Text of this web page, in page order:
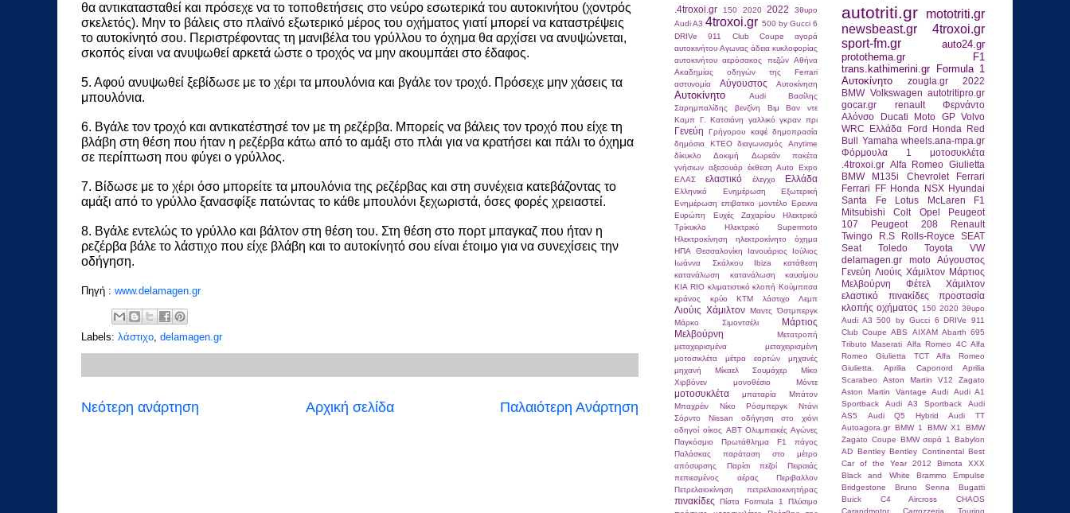
θα αντικατασταθεί και πρόσεχε να το τοποθετήσεις στο νεύρο εσωτερικά του αυτοκινήτου (χοντρός
σκελετός). Μην το βάλεις στο πλαϊνό εξωτερικό μέρος του οχήματος γιατί μπορεί να καταστρέψεις
το αυτοκίνητό σου. Περιστρέφοντας τη μανιβέλα του γρύλλου το όχημα θα αρχίσει να ανυψώνεται,
σκοπός είναι να ανυψωθεί αρκετά ώστε ο τροχός να μην ακουμπάει στο έδαφος.
5. Αφού ανυψωθεί ξεβίδωσε με το χέρι τα μπουλόνια και βγάλε τον τροχό. Πρόσεχε μην χάσεις τα
μπουλόνια.
6. Βγάλε τον τροχό και αντικατέστησέ τον με τη ρεζέρβα. Μπορείς να βάλεις τον τροχό που είχε τη
βλάβη στη θέση που ήταν η ρεζέρβα κάτω από το αμάξι στο πλάι για να κρατήσει και πάλι το όχημα
σε περίπτωση που φύγει ο γρύλλος.
7. Βίδωσε με το χέρι όσο μπορείτε τα μπουλόνια της ρεζέρβας και στη συνέχεια κατεβάζοντας το
αμάξι από το γρύλλο ξανασφίξε πατώντας το κάθε μπουλόνι ξεχωριστά, όσες φορές χρειαστεί.
8. Βγάλε εντελώς το γρύλλο και βάλτον στη θέση του. Στη θέση στο πορτ μπαγκαζ που ήταν η
ρεζέρβα βάλε το λάστιχο που είχε βλάβη και το αυτοκίνητό σου είναι έτοιμο για να συνεχίσεις την
οδήγηση.
Πηγή : www.delamagen.gr
Labels: λάστιχο, delamagen.gr
Νεότερη ανάρτηση Παλαιότερη Ανάρτηση
Αρχική σελίδα
.4troxoi.gr 150 2020 2022
3θυρο
Audi A3 4troxoi.gr 500 by Gucci 6
DRIVe
911 Club Coupe
αγορά
αυτοκινήτου Αγωνας άδεια κυκλοφορίας
αυτοκινήτου αερόσακος πεζών Αθήνα
Ακαδημίας οδηγών της Ferrari
αστυνομία
Αύγουστος Αυτοκίνηση
Αυτοκίνητο Αudi
Βασίλης
Σαρημπαλίδης
βενζίνη
Βιμ Βαν ντε
Καμπ Γ. Κατσιάνη γαλλικό γκραν πρι
Γενεύη Γρήγορου καφέ δημοπρασία
δημόσια ΚΤΕΟ
διαγωνισμός Anytime
δίκυκλο
Δοκιμή
Δωρεάν πακέτα
γνήσιων αξεσουάρ έκθεση Auto Expo
ΕΛΑΣ
ελαστικό έλεγχο Ελλάδα
Ελληνικό Ενημέρωση
Εξωτερική
Ενημέρωση επιβατικο μοντέλο Ερευνα
Ευρώπη
Ευχές Ζαχαρίου
Ηλεκτρικό
Τρίκυκλο
Ηλεκτρικό Supermoto
Ηλεκτροκίνηση
ηλεκτροκίνητο όχημα
ΗΠΑ
Θεσσαλονίκη Ιανουάριος
Ιούλιος
Ιωάννα Σκάλκου
Ιbiza
κατάθεση
κατανάλωση
κατανάλωση καυσίμου
ΚΙΑ RIO κλιματιστικό κλοπή Κούμπιτσα
κράνος
κρύο ΚΤΜ λάστιχο Λεμπ
Λιούις Χάμιλτον Μαντς Όστμπεργκ
Μάρκο Σιμοντσέλι
Μάρτιος
Μελβούρνη
Μετατροπή
μεταχειρισμένα
μεταχειρισμένη
μοτοσικλέτα
μέτρα εορτών
μηχανές
μηχανή
Μίκαελ Σουμάχερ
Μίκο
Χιρβόνεν
μονοθέσιο Μόντε
μοτοσυκλέτα μπαταρία
Μπάτον
Μπαχρέιν
Νίκο Ρόσμπεργκ
Ντάνι
Σόρντο
Νissan
οδήγηση στο χιόνι
οδηγοί οίκος ABT Ολυμπιακές Αγώνες
Παγκόσμιο Πρωτάθλημα F1
πάγος
Παλάσκας
παράταση στο μέτρο
απόσυρσης
Παρίσι πεζοί
Πειραιάς
πεπιεσμένος αέρας
Περιβαλλον
Πετρελαιοκίνηση
πετρελαιοκινητήρας
πινακίδες Πίστα Formula 1
Πλύσιμο
autotriti.gr
mototriti.gr
newsbeast.gr
4troxoi.gr
sport-fm.gr
auto24.gr
protothema.gr
F1
trans.kathimerini.gr
Formula 1
Αυτοκίνητο
zougla.gr
2022
BMW Volkswagen autotritipro.gr
gocar.gr
renault
Φερνάντο
Αλόνσο
Ducati Moto GP Volvo
WRC
Ελλάδα Ford Honda
Red
Bull
Yamaha wheels.ana-mpa.gr
Φόρμουλα 1
μοτοσυκλέτα
.4troxoi.gr Alfa Romeo Giulietta
BMW M135i
Chevrolet
Ferrari
Ferrari FF Honda NSX Hyundai
Santa Fe
Lotus
McLaren F1
Mitsubishi Colt
Opel
Peugeot
107
Peugeot 208
Renault
Twingo R.S
Rolls-Royce
SEAT
Seat Toledo
Toyota
VW
delamagen.gr
moto
Αύγουστος
Γενεύη Λιούις Χάμιλτον Μάρτιος
Μελβούρνη
Φέτελ
Χάμιλτον
ελαστικό
πινακίδες
προστασία
κλοπής οχήματος
150 2020 3θυρο
Audi A3 500 by Gucci 6 DRIVe
911
Club Coupe ABS AIXAM Abarth 695
Tributo Maserati Alfa Romeo 4C Alfa
Romeo Giulietta TCT
Alfa Romeo
Giulietta.
Aprilia Caponord
Aprilia
Scarabeo
Aston Martin V12 Zagato
Aston Martin Vantage
Audi
Audi A1
Sportback
Audi A3 Sportback
Audi
AS5
Audi Q5 Hybrid
Audi TT
Autoagora.gr BMW 1 BMW X1
BMW
Zagato Coupe BMW σειρά 1
Babylon
AD Bentley Bentley Continental Best
Car of the Year 2012
Bimota XXX
Black and White
Brammo Empulse
Bridgestone
Bruno Senna
Bugatti
Buick
C4 Aircross
CHAOS
Carandmotor
Carrozzeria Touring